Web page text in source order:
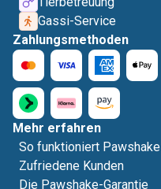
Gassi-Service
Zahlungsmethoden
Mehr erfahren
So funktioniert Pawshake
Zufriedene Kunden
Die Pawshake-Garantie